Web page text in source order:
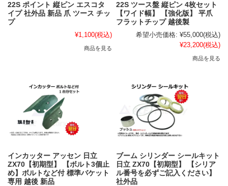
22S ポイント 縦ピン エスコタ
イプ 社外品 新品 爪 ツース チッ
プ
¥1,100(税込)
商品を見る
22S ツース盤 縦ピン 4枚セット
【ワイド幅】 【強化版】 平爪
フラットチップ 越後製
希望小売価格: ¥55,000(税込)
¥23,200(税込)
商品を見る
インカッター アッセン 日立
ZX70【初期型】 【ボルト3個止
め】ボルトなど付 標準バケット
専用 越後 新品
ブーム シリンダー シールキット
日立 ZX70【初期型】 【シリア
ル番号を必ずご記入ください】
社外品